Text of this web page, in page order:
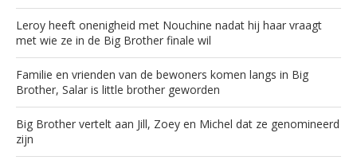
Leroy heeft onenigheid met Nouchine nadat hij haar vraagt
met wie ze in de Big Brother finale wil
Familie en vrienden van de bewoners komen langs in Big
Brother, Salar is little brother geworden
Big Brother vertelt aan Jill, Zoey en Michel dat ze genomineerd
zijn